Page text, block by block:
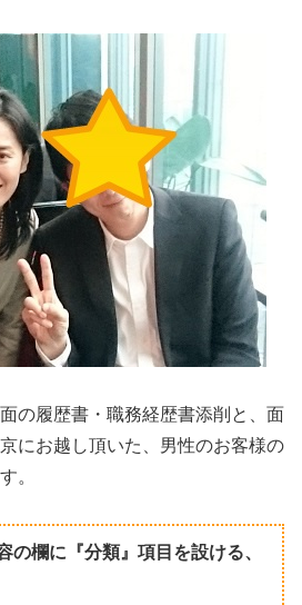
の履歴書・職務経歴書添削と、面
にお越し頂いた、男性のお客様の
。
の欄に『分類』項目を設ける、